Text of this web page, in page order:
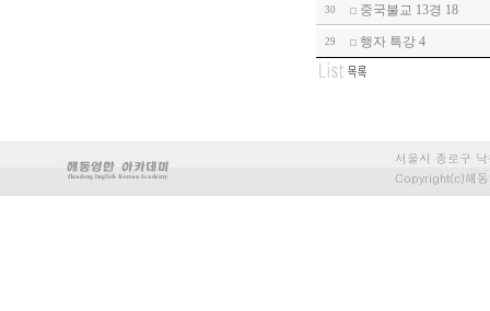
30 중국불교 13경 18
29 행자 특강 4